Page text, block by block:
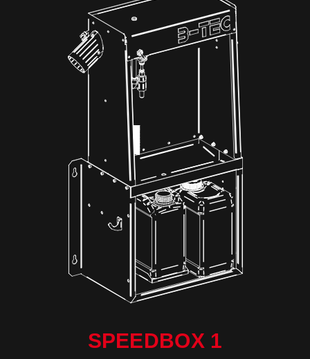
SPEEDBOX 1